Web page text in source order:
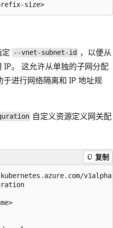
--vnet-subnet-id
，以便从
IP。 这允许从单独的子网分配
进行网络隔离和 IP 地址规
自定义资源定义网关配
复制